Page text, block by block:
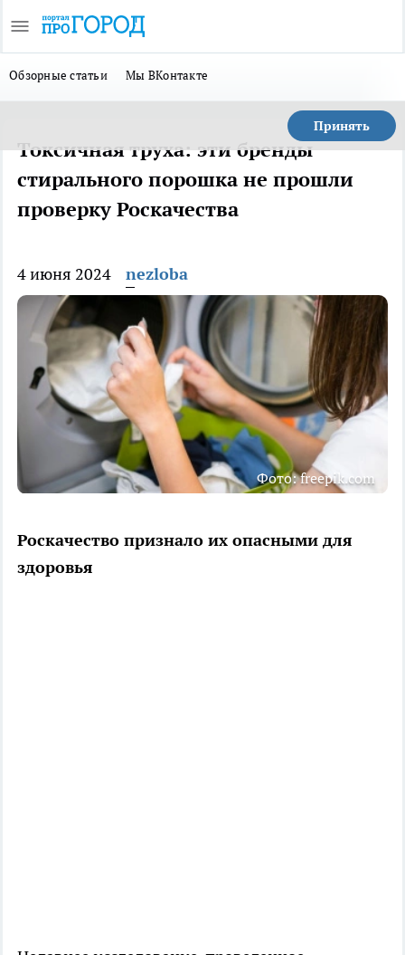
Обзорные статьи Мы ВКонтакте
Принять
Токсичная труха: эти бренды
стирального порошка не прошли
проверку Роскачества
4 июня 2024 nezloba
Фото: freepik.com
Роскачество признало их опасными для
здоровья